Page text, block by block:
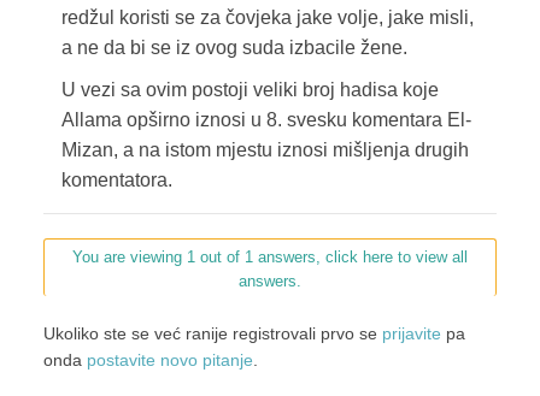
redžul koristi se za čovjeka jake volje, jake misli,
a ne da bi se iz ovog suda izbacile žene.
U vezi sa ovim postoji veliki broj hadisa koje
Allama opširno iznosi u 8. svesku komentara El-
Mizan, a na istom mjestu iznosi mišljenja drugih
komentatora.
You are viewing 1 out of 1 answers, click here to view all
answers.
Ukoliko ste se već ranije registrovali prvo se prijavite pa
onda postavite novo pitanje.